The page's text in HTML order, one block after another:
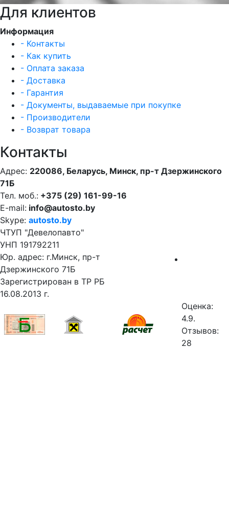
Для клиентов
Информация
- Контакты
- Как купить
- Оплата заказа
- Доставка
- Гарантия
- Документы, выдаваемые при покупке
- Производители
- Возврат товара
Контакты
Адрес: 220086, Беларусь, Минск, пр-т Дзержинского
71Б
Тел. моб.: +375 (29) 161-99-16
E-mail: info@autosto.by
Skype: autosto.by
ЧТУП "Девелопавто"
УНП 191792211
Юр. адрес: г.Минск, пр-т
Дзержинского 71Б
Зарегистрирован в ТР РБ
16.08.2013 г.
Оценка:
4.9.
Отзывов:
28